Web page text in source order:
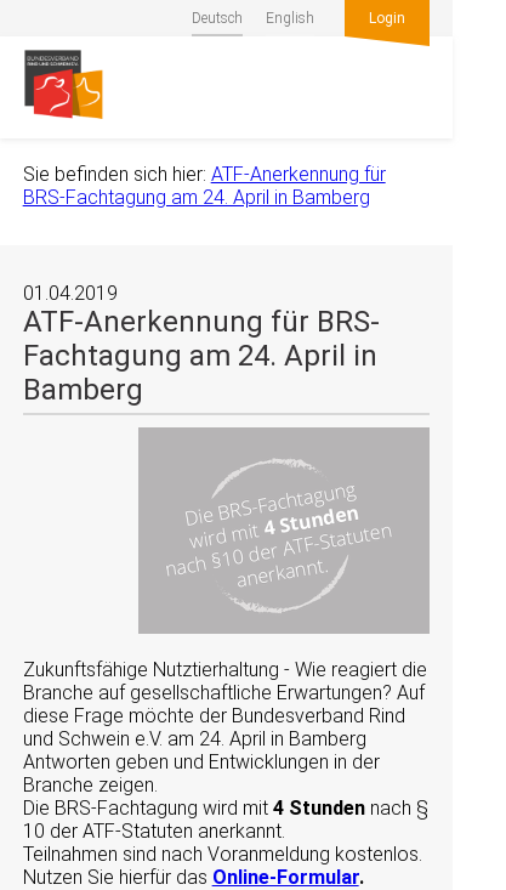
Deutsch English Login
Sie befinden sich hier: ATF-Anerkennung für
BRS-Fachtagung am 24. April in Bamberg
01.04.2019
ATF-Anerkennung für BRS-
Fachtagung am 24. April in
Bamberg
Zukunftsfähige Nutztierhaltung - Wie reagiert die
Branche auf gesellschaftliche Erwartungen? Auf
diese Frage möchte der Bundesverband Rind
und Schwein e.V. am 24. April in Bamberg
Antworten geben und Entwicklungen in der
Branche zeigen.
Die BRS-Fachtagung wird mit 4 Stundennach §
10 der ATF-Statuten anerkannt.
Teilnahmen sind nach Voranmeldung kostenlos.
Nutzen Sie hierfür das Online-Formular.